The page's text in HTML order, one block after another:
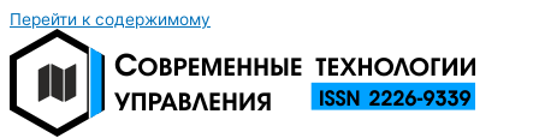
Перейти к содержимому